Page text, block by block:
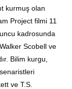
kurmuş olan
Project filmi 11
kadrosunda
Scobell ve
Bilim kurgu,
ve T.S.